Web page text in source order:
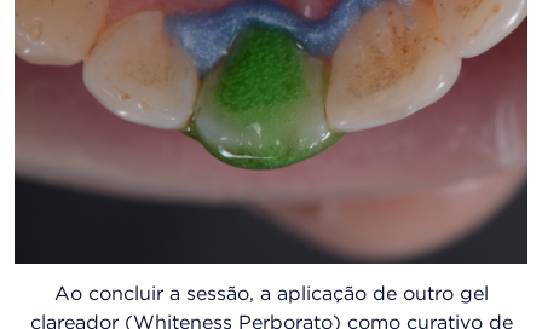
Ao concluir a sessão, a aplicação de outro gel
clareador (Whiteness Perborato) como curativo de